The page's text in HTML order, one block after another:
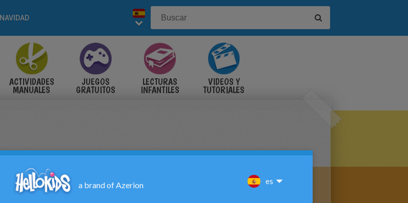
NAVIDAD
ACTIVIDADES
MANUALES
JUEGOS
GRATUITOS
LECTURAS
INFANTILES
VIDEOS Y
TUTORIALES